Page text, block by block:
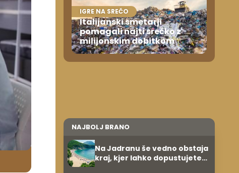
IGRE NA SREČO
Italijanski smetarji
pomagali najti srečko z
milijonskim dobitkom
NAJBOLJ BRANO
Na Jadranu še vedno obstaja
kraj, kjer lahko dopustujete